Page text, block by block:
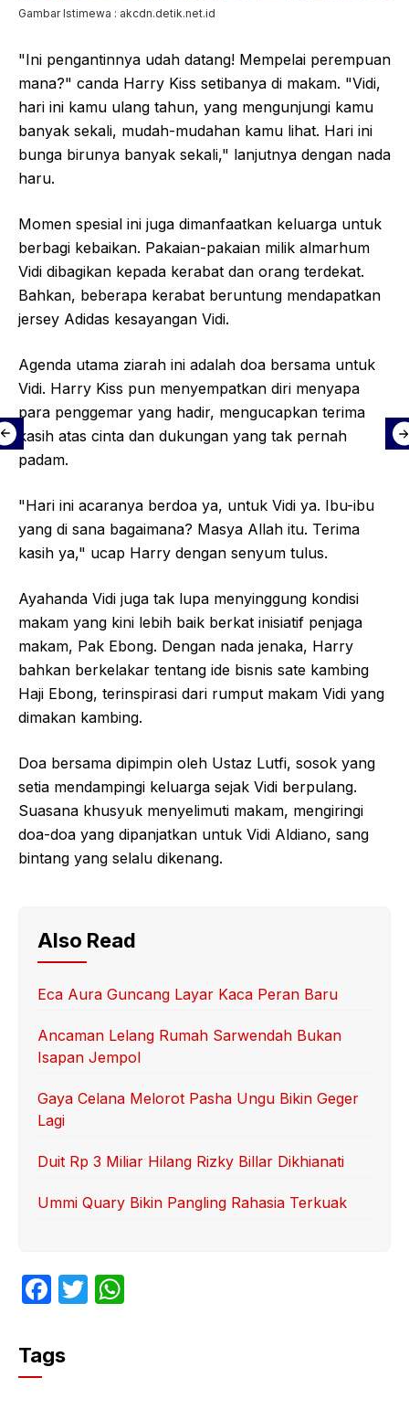
Gambar Istimewa : akcdn.detik.net.id
"Ini pengantinnya udah datang! Mempelai perempuan
mana?" canda Harry Kiss setibanya di makam. "Vidi,
hari ini kamu ulang tahun, yang mengunjungi kamu
banyak sekali, mudah-mudahan kamu lihat. Hari ini
bunga birunya banyak sekali," lanjutnya dengan nada
haru.
Momen spesial ini juga dimanfaatkan keluarga untuk
berbagi kebaikan. Pakaian-pakaian milik almarhum
Vidi dibagikan kepada kerabat dan orang terdekat.
Bahkan, beberapa kerabat beruntung mendapatkan
jersey Adidas kesayangan Vidi.
Agenda utama ziarah ini adalah doa bersama untuk
Vidi. Harry Kiss pun menyempatkan diri menyapa
para penggemar yang hadir, mengucapkan terima
kasih atas cinta dan dukungan yang tak pernah
padam.
"Hari ini acaranya berdoa ya, untuk Vidi ya. Ibu-ibu
yang di sana bagaimana? Masya Allah itu. Terima
kasih ya," ucap Harry dengan senyum tulus.
Ayahanda Vidi juga tak lupa menyinggung kondisi
makam yang kini lebih baik berkat inisiatif penjaga
makam, Pak Ebong. Dengan nada jenaka, Harry
bahkan berkelakar tentang ide bisnis sate kambing
Haji Ebong, terinspirasi dari rumput makam Vidi yang
dimakan kambing.
Doa bersama dipimpin oleh Ustaz Lutfi, sosok yang
setia mendampingi keluarga sejak Vidi berpulang.
Suasana khusyuk menyelimuti makam, mengiringi
doa-doa yang dipanjatkan untuk Vidi Aldiano, sang
bintang yang selalu dikenang.
Also Read
Eca Aura Guncang Layar Kaca Peran Baru
Ancaman Lelang Rumah Sarwendah Bukan
Isapan Jempol
Gaya Celana Melorot Pasha Ungu Bikin Geger
Lagi
Duit Rp 3 Miliar Hilang Rizky Billar Dikhianati
Ummi Quary Bikin Pangling Rahasia Terkuak
F
c
e
T
Tags